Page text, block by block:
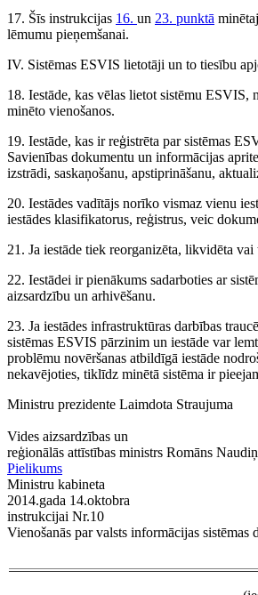
17. Šīs instrukcijas 16. un 23. punktā
lēmumu pieņemšanai.
IV. Sistēmas ESVIS lietotāji un to tiesību
18. Iestāde, kas vēlas lietot sistēmu
minēto vienošanos.
19. Iestāde, kas ir reģistrēta par sistēmas
Savienības dokumentu un informācijas
izstrādi, saskaņošanu, apstiprināšanu,
20. Iestādes vadītājs norīko vismaz vienu
iestādes klasifikatorus, reģistrus, veic
21. Ja iestāde tiek reorganizēta, likvidēta
22. Iestādei ir pienākums sadarboties ar
aizsardzību un arhivēšanu.
23. Ja iestādes infrastruktūras darbības
sistēmas ESVIS pārzinim un iestāde var
problēmu novēršanas atbildīgā iestāde
nekavējoties, tiklīdz minētā sistēma ir
Ministru prezidente Laimdota Straujuma
Vides aizsardzības un
reģionālās attīstības ministrs Romāns
Pielikums
Ministru kabineta
2014.gada 14.oktobra
instrukcijai Nr.10
Vienošanās par valsts informācijas